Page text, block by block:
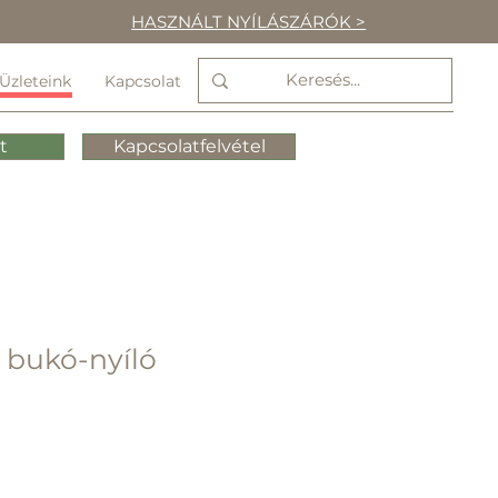
HASZNÁLT NYÍLÁSZÁRÓK >
Üzleteink Kapcsolat
Kapcsolatfelvétel
bukó-nyíló